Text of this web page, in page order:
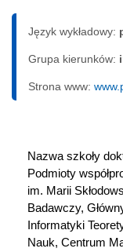
Język wykładowy:
Grupa kierunków:
Strona www:
Nazwa szkoły
Podmioty
im. Marii
Badawczy,
Informatyki
Nauk, Centrum